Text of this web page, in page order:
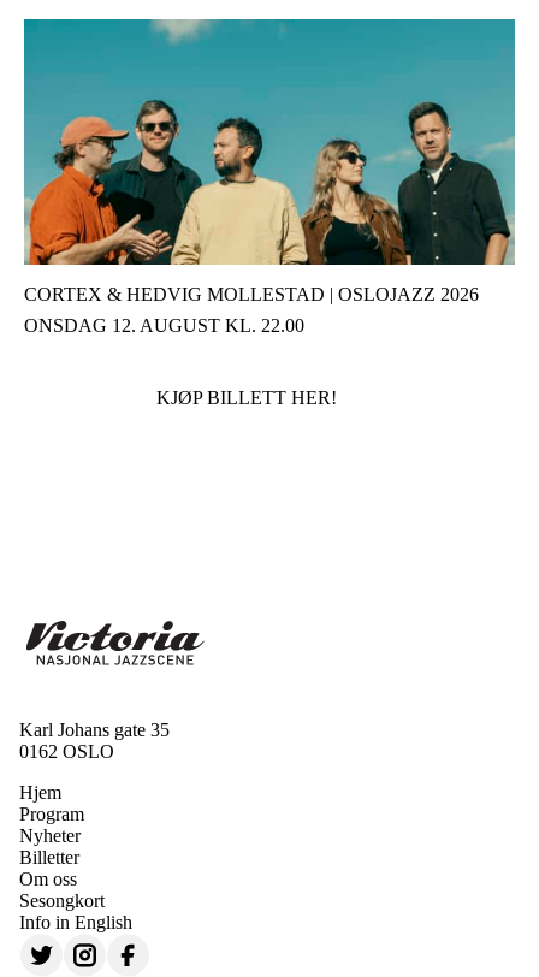
CORTEX & HEDVIG MOLLESTAD | OSLOJAZZ 2026
ONSDAG 12. AUGUST KL. 22.00
KJØP BILLETT HER!
Karl Johans gate 35
0162 OSLO
Hjem
Program
Nyheter
Billetter
Om oss
Sesongkort
Info in English